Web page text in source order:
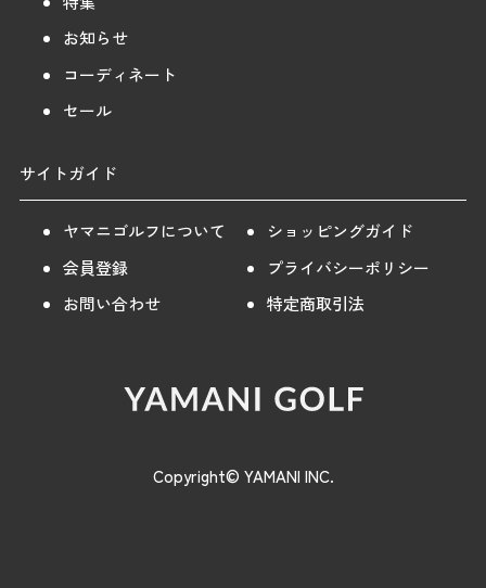
お知らせ
コーディネート
セール
サイトガイド
ヤマニゴルフについて
ショッピングガイド
会員登録
プライバシーポリシー
お問い合わせ
特定商取引法
Copyright© YAMANI INC.